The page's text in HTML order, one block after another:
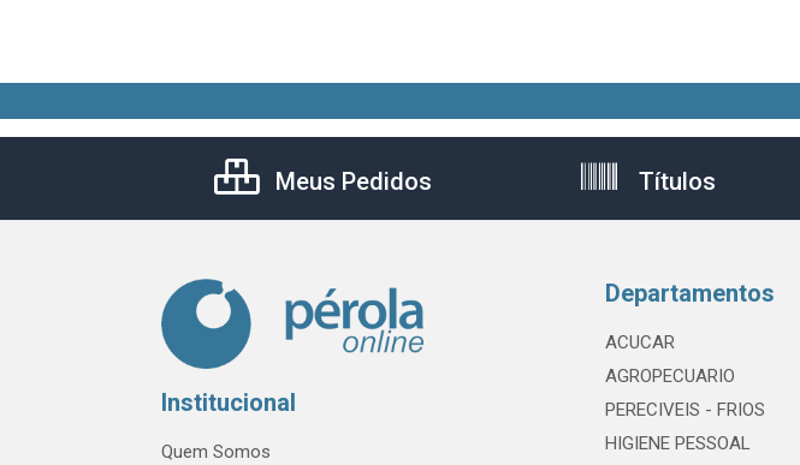
Meus Pedidos Títulos
Institucional
Quem Somos
Departamentos
ACUCAR
AGROPECUARIO
PERECIVEIS - FRIOS
HIGIENE PESSOAL